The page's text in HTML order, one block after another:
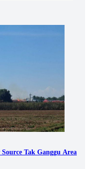
Tak Ganggu Area